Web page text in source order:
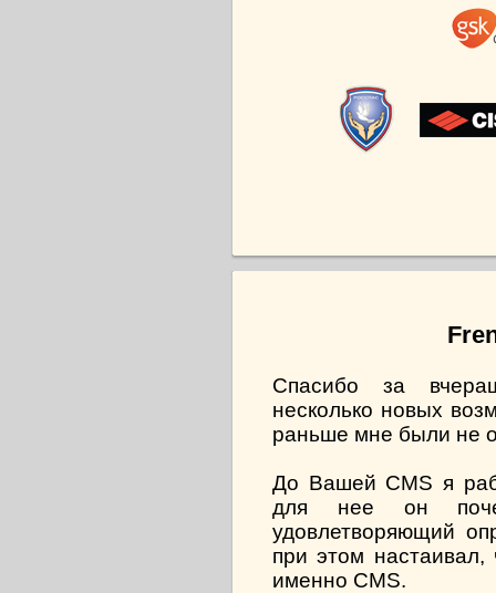
Спасибо за
несколько новых
раньше мне были не
До Вашей CMS я
для нее он
удовлетворяющий
при этом
именно CMS.